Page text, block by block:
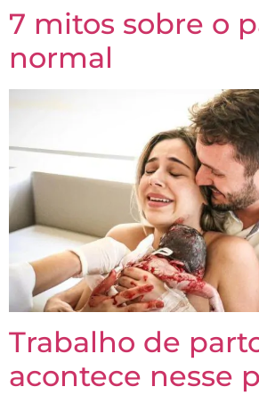
7 mitos sobre o
normal
Trabalho de
acontece nesse